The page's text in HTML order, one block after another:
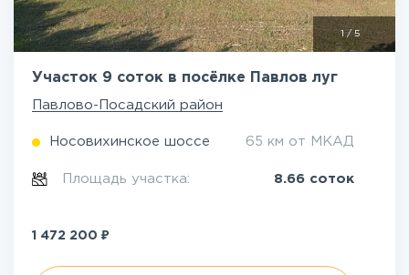
1 /5
Участок 9 соток в посёлке Павлов луг
Павлово-Посадский район
Носовихинское шоссе 65 км от МКАД
Площадь участка: 8.66 соток
1 472 200 ₽